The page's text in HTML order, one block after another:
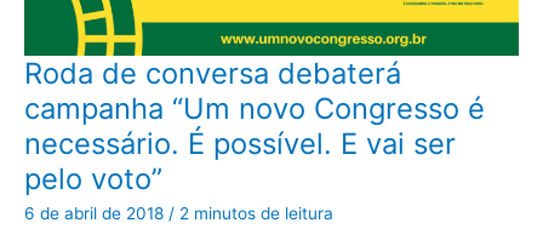
Roda de conversa debaterá
campanha “Um novo Congresso é
necessário. É possível. E vai ser
pelo voto”
6 de abril de 2018 / 2 minutos de leitura
Roda
de
conversa
debaterá
campanha
“Um
novo
Congresso
é
necessário.
É